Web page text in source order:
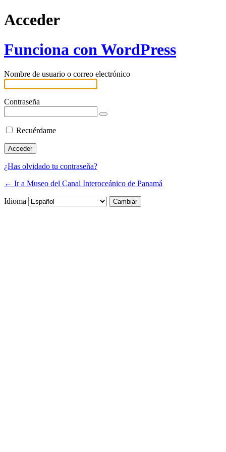
Acceder
Funciona con WordPress
Nombre de usuario o correo electrónico
Contraseña
Recuérdame
¿Has olvidado tu contraseña?
← Ir a Museo del Canal Interoceánico de Panamá
Idioma